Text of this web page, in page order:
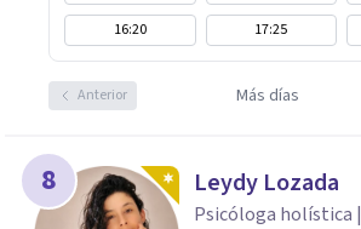
16:20
17:25
Anterior Más días
8 Leydy Lozada
Psicóloga holística |